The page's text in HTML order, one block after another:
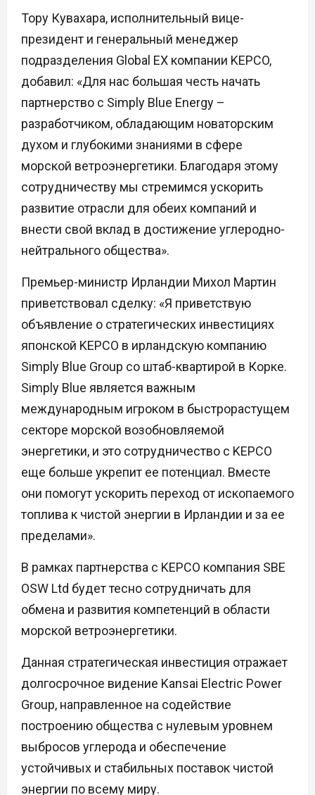
Тору Кувахара, исполнительный вице-
президент и генеральный менеджер
подразделения Global EX компании KEPCO,
добавил: «Для нас большая честь начать
партнерство с Simply Blue Energy –
разработчиком, обладающим новаторским
духом и глубокими знаниями в сфере
морской ветроэнергетики. Благодаря этому
сотрудничеству мы стремимся ускорить
развитие отрасли для обеих компаний и
внести свой вклад в достижение углеродно-
нейтрального общества».
Премьер-министр Ирландии Михол Мартин
приветствовал сделку: «Я приветствую
объявление о стратегических инвестициях
японской KEPCO в ирландскую компанию
Simply Blue Group со штаб-квартирой в Корке.
Simply Blue является важным
международным игроком в быстрорастущем
секторе морской возобновляемой
энергетики, и это сотрудничество с KEPCO
еще больше укрепит ее потенциал. Вместе
они помогут ускорить переход от ископаемого
топлива к чистой энергии в Ирландии и за ее
пределами».
В рамках партнерства с KEPCO компания SBE
OSW Ltd будет тесно сотрудничать для
обмена и развития компетенций в области
морской ветроэнергетики.
Данная стратегическая инвестиция отражает
долгосрочное видение Kansai Electric Power
Group, направленное на содействие
построению общества с нулевым уровнем
выбросов углерода и обеспечение
устойчивых и стабильных поставок чистой
энергии по всему миру.